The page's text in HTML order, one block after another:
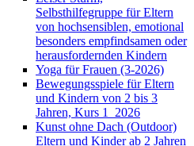
Selbsthilfegruppe für Eltern
von hochsensiblen, emotional
besonders empfindsamen oder
herausfordernden Kindern
Yoga für Frauen (3-2026)
Bewegungsspiele für Eltern
und Kindern von 2 bis 3
Jahren, Kurs 1_2026
Kunst ohne Dach (Outdoor)
Eltern und Kinder ab 2 Jahren